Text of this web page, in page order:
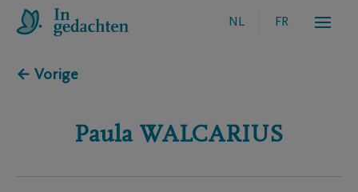
NL FR
← Vorige
Paula WALCARIUS